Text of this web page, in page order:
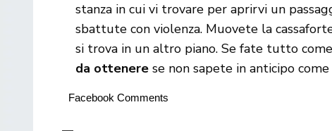
stanza in cui vi trovare per aprirvi un
sbattute con violenza. Muovete la
si trova in un altro piano. Se fate tutto
da ottenere se non sapete in anticipo
Facebook Comments